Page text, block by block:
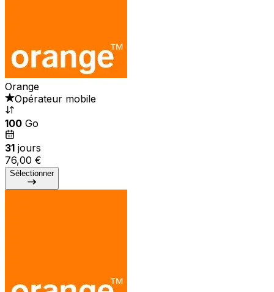
Orange
Opérateur mobile
100 Go
31 jours
76,00 €
Sélectionner